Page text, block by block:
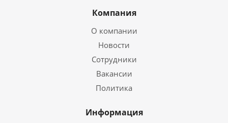
Компания
О компании
Новости
Сотрудники
Вакансии
Политика
Информация